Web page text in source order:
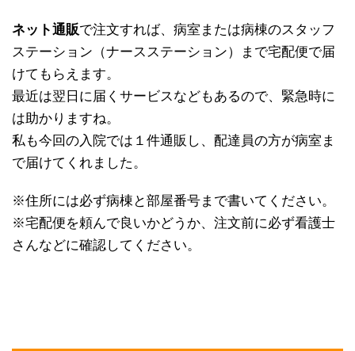
ネット通販で注文すれば、病室または病棟のスタッフ
ステーション（ナースステーション）まで宅配便で届
けてもらえます。
最近は翌日に届くサービスなどもあるので、緊急時に
は助かりますね。
私も今回の入院では１件通販し、配達員の方が病室ま
で届けてくれました。
※住所には必ず病棟と部屋番号まで書いてください。
※宅配便を頼んで良いかどうか、注文前に必ず看護士
さんなどに確認してください。